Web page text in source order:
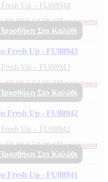
Fresh Up – FU88944
60,00 €.54,00€Η τρέχουσα
Στο Καλάθι
Fresh Up – FU88943
60,00 €.54,00€Η τρέχουσα
Στο Καλάθι
Fresh Up – FU88942
60,00 €.54,00€Η τρέχουσα
Στο Καλάθι